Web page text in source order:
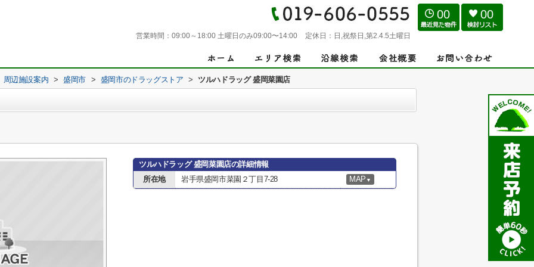
営業時間： 09:00～18:00 土曜日のみ09:00〜14:00 定休日： 日,祝祭日,第2.4.5土曜日
00 00
周辺施設案内 > 盛岡市 > 盛岡市のドラッグストア > ツルハドラッグ 盛岡菜園店
ツルハドラッグ 盛岡菜園店の詳細情報
所在地
岩手県盛岡市菜園２丁目7-28 MAP ▼